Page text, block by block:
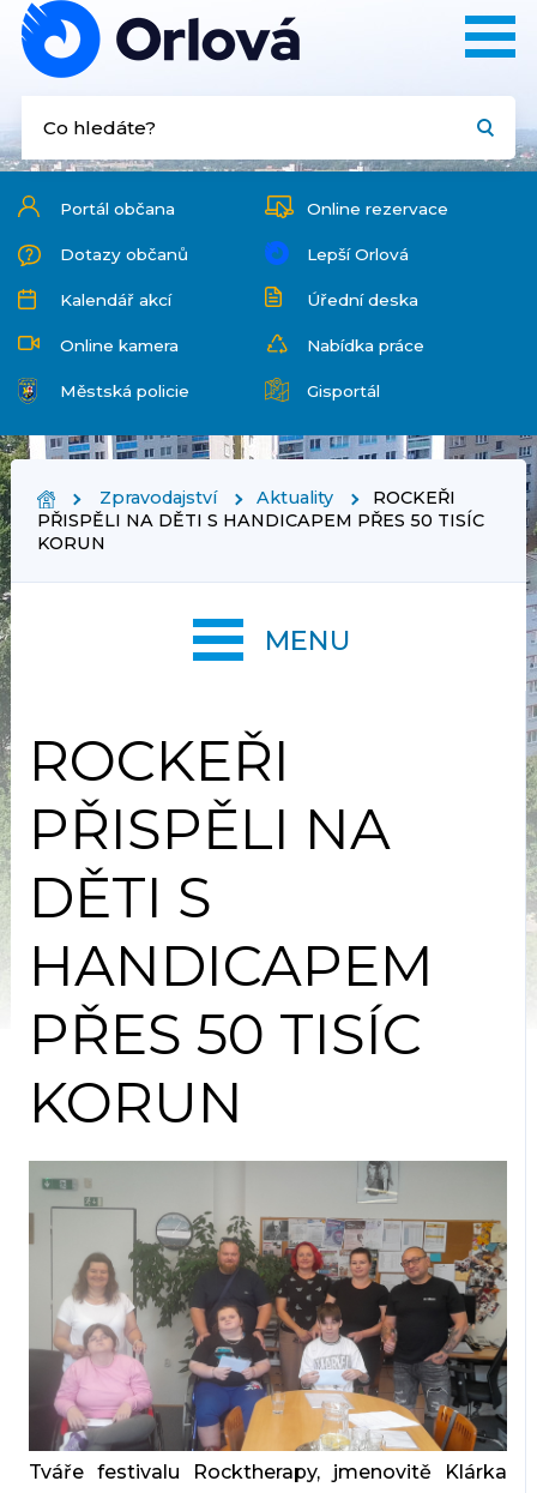
Portál občana Online rezervace
Dotazy občanů Lepší Orlová
Kalendář akcí Úřední deska
Online kamera Nabídka práce
Městská policie Gisportál
Zpravodajství Aktuality
ROCKEŘI
PŘISPĚLI NA DĚTI S HANDICAPEM PŘES 50 TISÍC
KORUN
ROCKEŘI
PŘISPĚLI NA
DĚTI S
HANDICAPEM
PŘES 50 TISÍC
KORUN
Tváře festivalu Rocktherapy, jmenovitě Klárka
MENU